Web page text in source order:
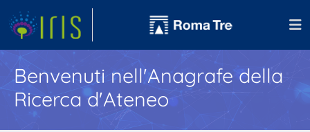
Benvenuti nell'Anagrafe della
Ricerca d'Ateneo